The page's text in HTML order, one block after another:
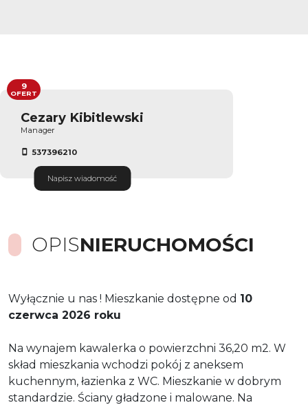
Cezary Kibitlewski
Manager
537396210
Napisz wiadomość
9
OFERT
OPISNIERUCHOMOŚCI
Wyłącznie u nas ! Mieszkanie dostępne od 10
czerwca 2026 roku
Na wynajem kawalerka o powierzchni 36,20 m2. W
skład mieszkania wchodzi pokój z aneksem
kuchennym, łazienka z WC. Mieszkanie w dobrym
standardzie. Ściany gładzone i malowane. Na